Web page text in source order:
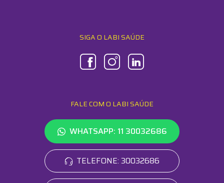
SIGA O LABI SAÚDE
FALE COM O LABI SAÚDE
WHATSAPP: 11 30032686
TELEFONE: 30032686